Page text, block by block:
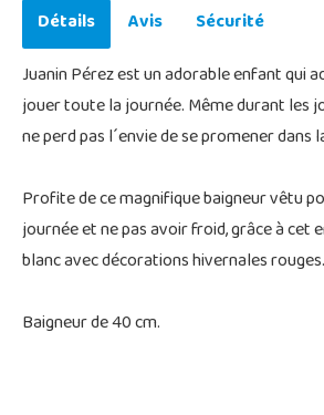
Détails Avis
Sécurité
Juanin Pérez est un adorable enfant qui
jouer toute la journée. Même durant les
ne perd pas l´envie de se promener dans
Profite de ce magnifique baigneur vêtu
journée et ne pas avoir froid, grâce à cet
blanc avec décorations hivernales rouges.
Baigneur de 40 cm.